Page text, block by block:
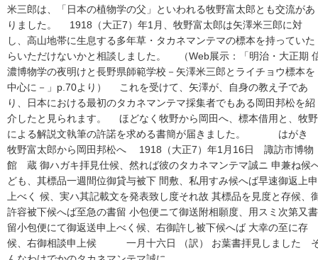
米三郎は、「日本の植物学の父」といわれる牧野富太郎とも交流があ
りました。 1918（大正7）年1月、牧野富太郎は矢澤米三郎に対
し、高山地帯に生息する多年草・タカネマンテマの標本を持っていた
らいただけないかと相談しました。 （Web展示：「明治・大正期
濃博物学の夜明けと長野県師範学校－矢澤米三郎とライチョウ標本を
中心に－」p.70より） これを受けて、矢澤が、自身の教え子であ
り、日本における最初のタカネマンテマ採集者でもある岡田邦松を紹
介したと見られます。 ほどなく牧野から岡田へ、標本借用と、牧野
による解説文執筆の許諾を求める書簡が届きました。 はが
牧野富太郎から岡田邦松へ 1918（大正7）年1月16日 諏訪市博物
館 蔵 御ハガキ拝見仕候、然れば彼のタカネマンテマ誠ニ 申兼ね候
ども、其標品一週間位御貸与被下 間敷、私用すみ候へば早速御返上申
上べく 候、実ハ其記載文を発表致し度それ故 其標品を見度と存候、
許容被下候へば至急の書留 小包便ニて御送附相願度、用スミ次第又書
留小包便にて御返送申上べく候、右御許し被下候へば 大幸の至に存
候、右御相談申上候 一月十六日 （訳） お葉書拝見しました